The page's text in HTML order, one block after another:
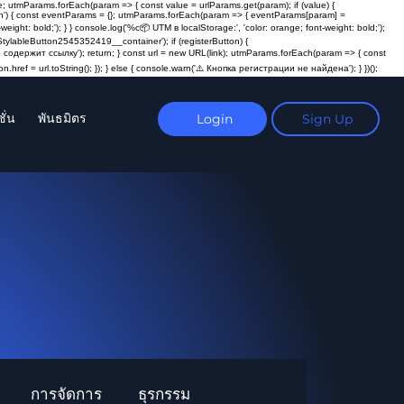
=> { const value = urlParams.get(param); if (value) {
{ const eventParams = {}; utmParams.forEach(param => { eventParams[param] =
bold;'); } } console.log('%c📦 UTM в localStorage:', 'color: orange; font-weight: bold;');
if (registerButton) {
ссылку'); return; } const url = new URL(link); utmParams.forEach(param => { const
= url.toString(); }); } else { console.warn('⚠️ Кнопка регистрации не найдена'); } })();
น พันธมิตร Login Sign Up
การจัดการ ธุรกรรม